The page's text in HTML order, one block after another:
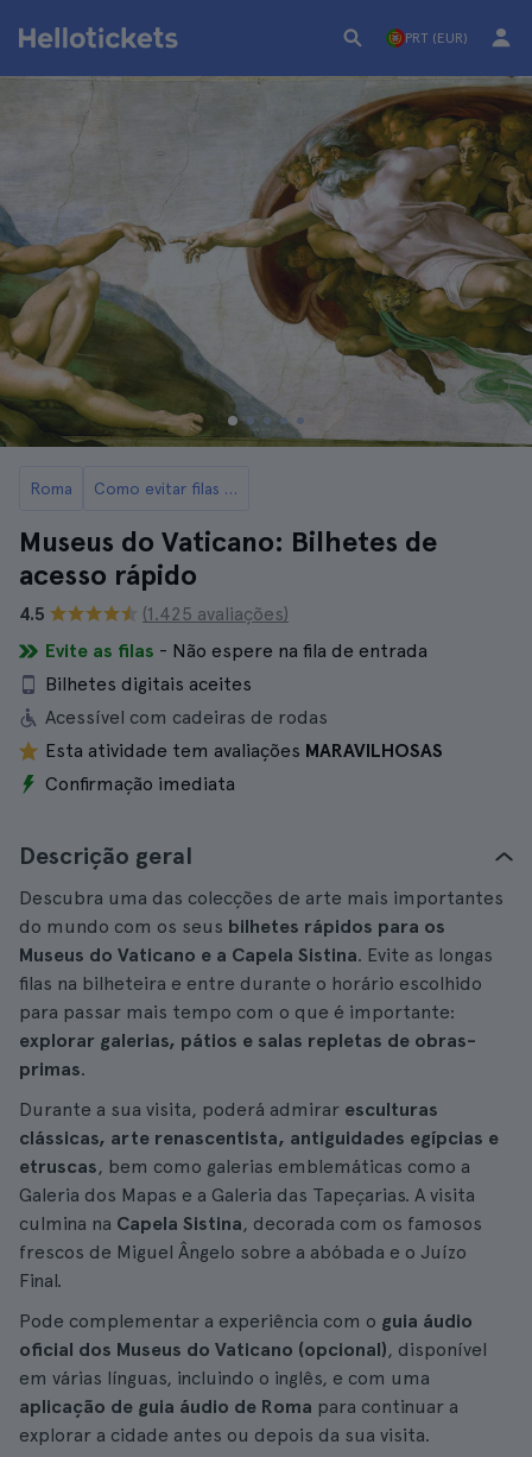
PRT (EUR)
Roma Como evitar filas para entrar no Vaticano
Museus do Vaticano: Bilhetes de
acesso rápido
4.5
(1.425 avaliações)
Evite as filas - Não espere na fila de entrada
Bilhetes digitais aceites
Acessível com cadeiras de rodas
Esta atividade tem avaliações MARAVILHOSAS
Confirmação imediata
Descrição geral
Descubra uma das colecções de arte mais importantes
do mundo com os seus bilhetes rápidos para os
Museus do Vaticano e a Capela Sistina. Evite as longas
filas na bilheteira e entre durante o horário escolhido
para passar mais tempo com o que é importante:
explorar galerias, pátios e salas repletas de obras-
primas.
Durante a sua visita, poderá admirar esculturas
clássicas, arte renascentista, antiguidades egípcias e
etruscas, bem como galerias emblemáticas como a
Galeria dos Mapas e a Galeria das Tapeçarias. A visita
culmina na Capela Sistina, decorada com os famosos
frescos de Miguel Ângelo sobre a abóbada e o Juízo
Final.
Pode complementar a experiência com o guia áudio
oficial dos Museus do Vaticano (opcional), disponível
em várias línguas, incluindo o inglês, e com uma
aplicação de guia áudio de Roma para continuar a
explorar a cidade antes ou depois da sua visita.